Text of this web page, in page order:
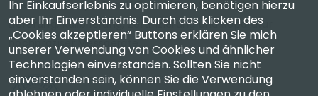
Checkline Europe GmbH & Co. KG. — Spezialisten für
Lieferung, Kalibrierung, Zertifizierung und Reparatur
hochpräziser Messgeräte.
Ihr Einkaufserlebnis zu optimieren, benötigen hierzu
aber Ihr Einverständnis. Durch das klicken des
„Cookies akzeptieren“ Buttons erklären Sie mich
unserer Verwendung von Cookies und ähnlicher
Technologien einverstanden. Sollten Sie nicht
einverstanden sein, können Sie die Verwendung